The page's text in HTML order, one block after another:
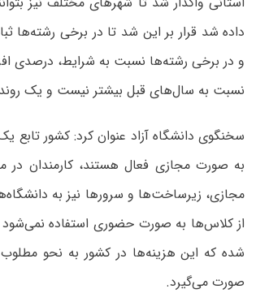
داده شد قرار بر این شد تا در برخی
و در برخی رشته‌ها نسبت به شرایط، درصدی
نسبت به سال‌های قبل بیشتر نیست و یک
سخنگوی دانشگاه آزاد عنوان کرد: کشور تابع
به صورت مجازی فعال هستند، کارمندان
مجازی، زیرساخت‌ها و سرورها نیز به
از کلاس‌ها به صورت حضوری استفاده
شده که این هزینه‌ها در کشور به نحو
صورت می‌گیرد.